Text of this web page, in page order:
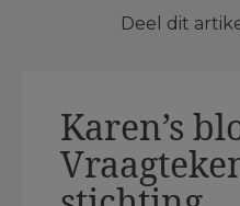
Deel dit
Karen’s